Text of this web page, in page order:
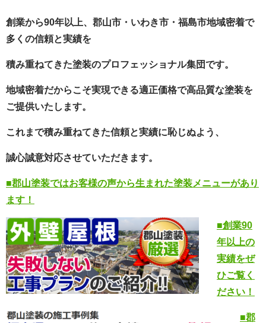
創業から90年以上、郡山市・いわき市・福島市地域密着で
多くの信頼と実績を
積み重ねてきた塗装のプロフェッショナル集団です。
地域密着だからこそ実現できる適正価格で高品質な塗装を
ご提供いたします。
これまで積み重ねてきた信頼と実績に恥じぬよう、
誠心誠意対応させていただきます。
■郡山塗装ではお客様の声から生まれた塗装メニューがあり
ます！
■創業90
年以上の
実績をぜ
ひご覧く
ださい！
■郡